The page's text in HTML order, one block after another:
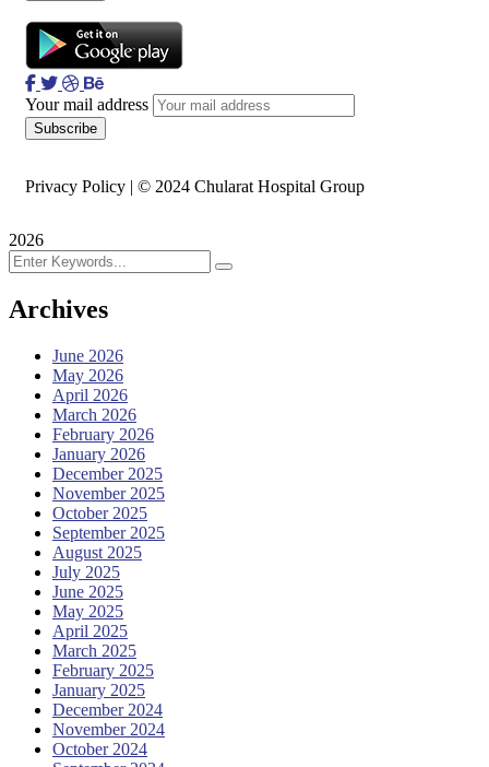
Your mail address
Privacy Policy | © 2024 Chularat Hospital Group
2026
Archives
June 2026
May 2026
April 2026
March 2026
February 2026
January 2026
December 2025
November 2025
October 2025
September 2025
August 2025
July 2025
June 2025
May 2025
April 2025
March 2025
February 2025
January 2025
December 2024
November 2024
October 2024